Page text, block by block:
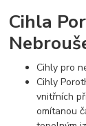
Cihla
Cihly pro
Cihly
vnitřních
omítanou